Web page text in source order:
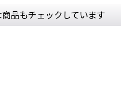
品もチェックしています